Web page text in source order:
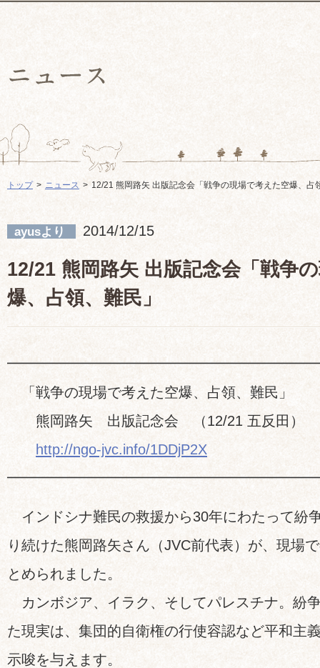
トップ ニュース 12/21 熊岡路矢 出版記念会「戦争の現場で考えた空爆、占
ayusより 2014/12/15
12/21 熊岡路矢 出版記念会「戦争
爆、占領、難民」
「戦争の現場で考えた空爆、占領、難民」
熊岡路矢 出版記念会 （12/21 五反田）
http://ngo-jvc.info/1DDjP2X
インドシナ難民の救援から30年にわたって紛
り続けた熊岡路矢さん（JVC前代表）が、現場
とめられました。
カンボジア、イラク、そしてパレスチナ。紛
た現実は、集団的自衛権の行使容認など平和主
示唆を与えます。